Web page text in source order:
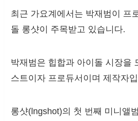
최근 가요계에서는 박재범이 프
돌 롱샷이 주목받고 있습니다.
박재범은 힙합과 아이돌 시장을
스트이자 프로듀서이며 제작자
롱샷(lngshot)의 첫 번째 미니앨